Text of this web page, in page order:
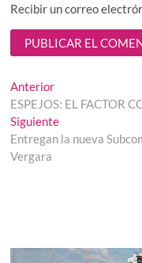
Recibir un correo
Navegación
de
entradas
AnteriorEntrada
anterior:
ESPEJOS: EL FACTOR
SiguienteEntrada
siguiente:
Entregan la nueva
Vergara